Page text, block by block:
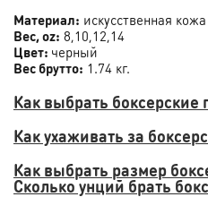
Материал: искусственная кожа
Вес, oz: 8,10,12,14
Цвет: черный
Вес брутто: 1.74 кг.
Как выбрать боксерские
Как ухаживать за
Как выбрать размер
Сколько унций брать